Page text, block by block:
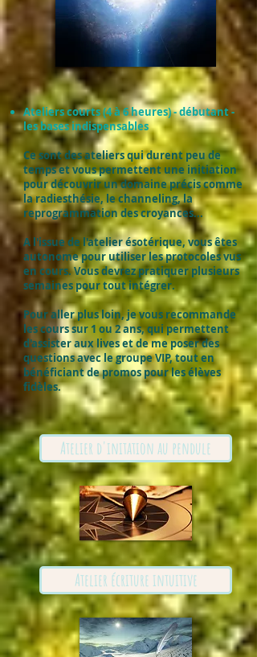
Ateliers courts (4 à 6 heures) - débutant -
les bases indispensables
Ce sont des ateliers qui durent peu de
temps et vous permettent une initiation
pour découvrir un domaine précis comme
la radiesthésie, le channeling, la
reprogrammation des croyances...
A l'issue de l'atelier ésotérique, vous êtes
autonome pour utiliser les protocoles vus
en cours. Vous devrez pratiquer plusieurs
semaines pour tout intégrer.
Pour aller plus loin, je vous recommande
les cours sur 1 ou 2 ans, qui permettent
d'assister aux lives et de me poser des
questions avec le groupe VIP, tout en
bénéficiant de promos pour les élèves
fidèles.
Atelier d'initation au pendule
Atelier écriture intuitive